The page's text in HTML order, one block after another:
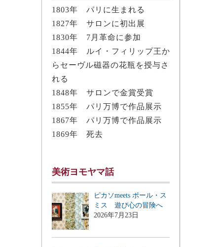
1803年 パリに生まれる
1827年 サロンに初出展
1830年 7月革命に参加
1844年 ルイ・フィリップ王か
らセーヴル磁器の花瓶を授与さ
れる
1848年 サロンで金賞受賞
1855年 パリ万博で作品展示
1867年 パリ万博で作品展示
1869年 死去
美術ヨモヤマ話
ピカソmeets ポール・ス
ミス 遊び心の冒険へ
2026年7月23日